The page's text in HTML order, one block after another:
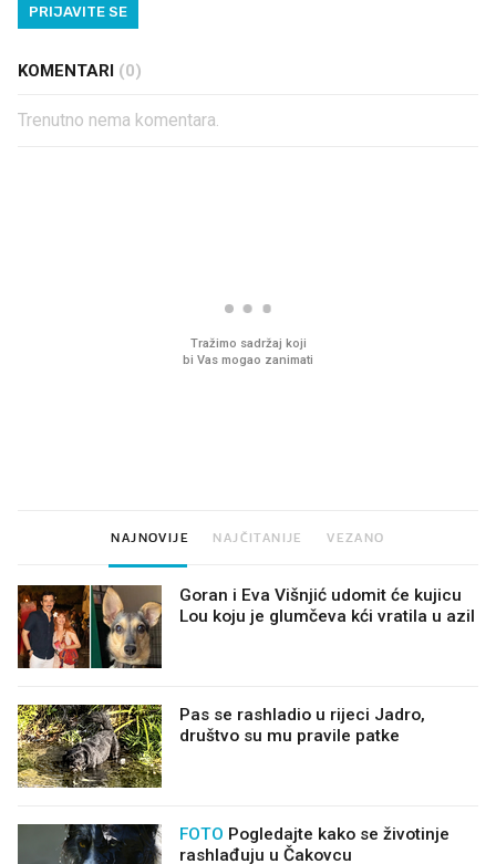
PRIJAVITE SE
KOMENTARI (0)
Trenutno nema komentara.
NAJNOVIJE NAJČITANIJE VEZANO
Goran i Eva Višnjić udomit će kujicu
Lou koju je glumčeva kći vratila u azil
Pas se rashladio u rijeci Jadro,
društvo su mu pravile patke
FOTO
rashlađuju u Čakovcu